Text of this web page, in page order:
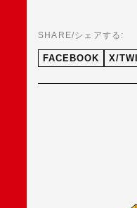
SHARE/シェアする:
FACEBOOK X/